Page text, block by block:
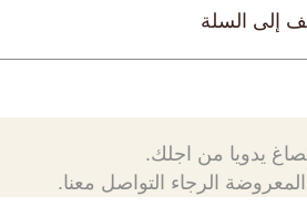
إلى السلة
يدويا من اجلك.
الرجاء التواصل معنا.